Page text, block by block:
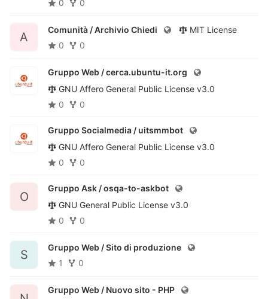
0
0
A
Comunità /Archivio Chiedi
MIT License
0
0
Gruppo Web /cerca.ubuntu-it.org
GNU Affero General Public License v3.0
0
0
Gruppo Socialmedia / uitsmmbot
GNU Affero General Public License v3.0
0
0
O
Gruppo Ask /osqa-to-askbot
GNU General Public License v3.0
0
0
S
Gruppo Web /Sito di produzione
1
0
Gruppo Web / Nuovo sito - PHP